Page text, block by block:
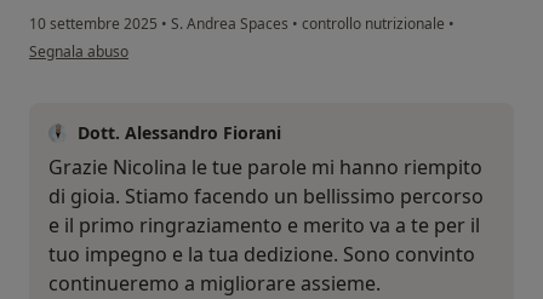
10 settembre 2025 • S. Andrea Spaces • controllo nutrizionale •
secondo l'opinione dell'utente Nicolina
Segnala abuso
Dott. Alessandro Fiorani
Grazie Nicolina le tue parole mi hanno riempito
di gioia. Stiamo facendo un bellissimo percorso
e il primo ringraziamento e merito va a te per il
tuo impegno e la tua dedizione. Sono convinto
continueremo a migliorare assieme.